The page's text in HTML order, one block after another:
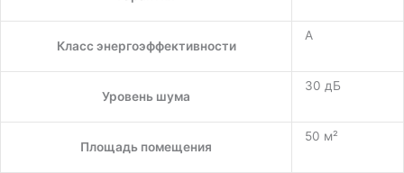
Класс энергоэффективности
A
Уровень шума
30 дБ
Площадь помещения
50 м²